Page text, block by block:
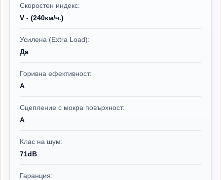
Скоростен индекс:
V - (240км/ч.)
Усилена (Extra Load):
Да
Горивна ефективност:
A
Сцепление с мокра повърхност:
A
Клас на шум:
71dB
Гаранция: